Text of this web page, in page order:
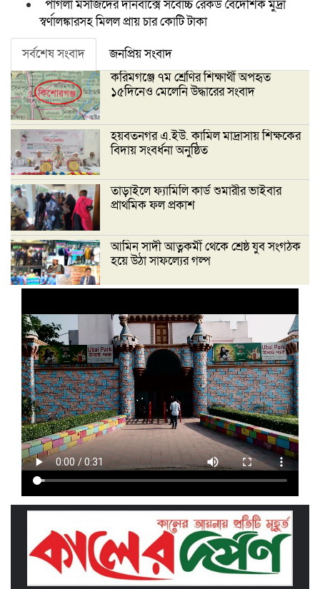
পাগলা মসজিদের দানবাক্সে সর্বোচ্চ রেকর্ড বৈদেশিক মুদ্রা
স্বর্ণালঙ্কারসহ মিলল প্রায় চার কোটি টাকা
সর্বশেষ সংবাদ
জনপ্রিয় সংবাদ
করিমগঞ্জে ৭ম শ্রেণির শিক্ষার্থী অপহৃত
১৫দিনেও মেলেনি উদ্ধারের সংবাদ
হয়বতনগর এ.ইউ. কামিল মাদ্রাসায় শিক্ষকের
বিদায় সংবর্ধনা অনুষ্ঠিত
তাড়াইলে ফ্যামিলি কার্ড শুমারীর ভাইবার
প্রাথমিক ফল প্রকাশ
আমিন সাদী আত্নকর্মী থেকে শ্রেষ্ঠ যুব সংগঠক
হয়ে উঠা সাফল্যের গল্প
‘দেশ গড়তে জুলাই জাগরণ’ উপলক্ষে
তাড়াইলে এনসিপির পদযাত্রা ও পথসভা
অনুষ্ঠিত
ইসলামী ব্যাংক কিশোরগঞ্জ গাইটাল উপ শাখায়
গ্রাহক সমাবেশ অনুষ্ঠিত
মাধবদীতে এস ডি আইটি ট্রেনিং ইনস্টিটিউট
বিনামূল্যে দক্ষতা প্রশিক্ষণের অ্যাসেসমেন্ট
অনুষ্ঠিত
তাড়াইলে দুই শতাধিক শিক্ষকের অংশগ্রহণে
দিনব্যাপী প্রশিক্ষণ কর্মশালা অনুষ্ঠিত
পরিচ্ছন্ন নগরীর দাবিতে কিশোরগঞ্জ এপেক্স
ক্লাবের অবস্থান কর্মসূচি ও ডাস্টবিন বিতরণ